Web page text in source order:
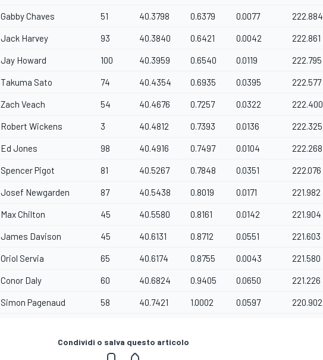
Gabby Chaves 51 40.3798 0.6379 0.0077 222.884
Jack Harvey 93 40.3840 0.6421 0.0042 222.861
Jay Howard 100 40.3959 0.6540 0.0119 222.795
Takuma Sato 74 40.4354 0.6935 0.0395 222.577
Zach Veach 54 40.4676 0.7257 0.0322 222.400
Robert Wickens 3 40.4812 0.7393 0.0136 222.325
Ed Jones 98 40.4916 0.7497 0.0104 222.268
Spencer Pigot 81 40.5267 0.7848 0.0351 222.076
Josef Newgarden 87 40.5438 0.8019 0.0171 221.982
Max Chilton 45 40.5580 0.8161 0.0142 221.904
James Davison 45 40.6131 0.8712 0.0551 221.603
Oriol Servia 65 40.6174 0.8755 0.0043 221.580
Conor Daly 60 40.6824 0.9405 0.0650 221.226
Simon Pagenaud 58 40.7421 1.0002 0.0597 220.902
Condividi o salva questo articolo